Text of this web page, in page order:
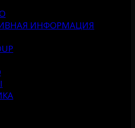
ИНФОРМАЦИЯ